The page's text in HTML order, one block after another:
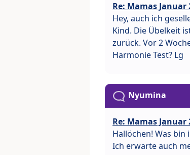
Re: Mamas Januar
Hey, auch ich
Kind. Die Übelkeit
zurück. Vor 2
Harmonie Test? Lg
Nyumina
Re: Mamas Januar
Hallöchen! Was
Ich erwarte auch